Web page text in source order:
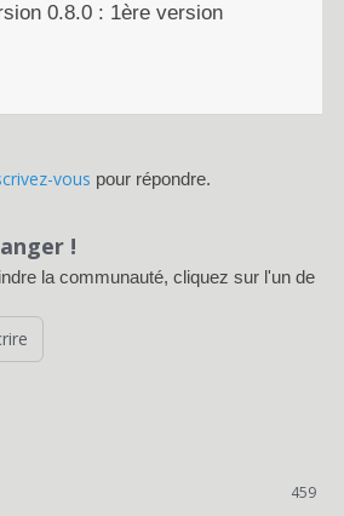
0.8.0 : 1ère version
vous pour répondre.
!
la communauté, cliquez sur l'un de
459